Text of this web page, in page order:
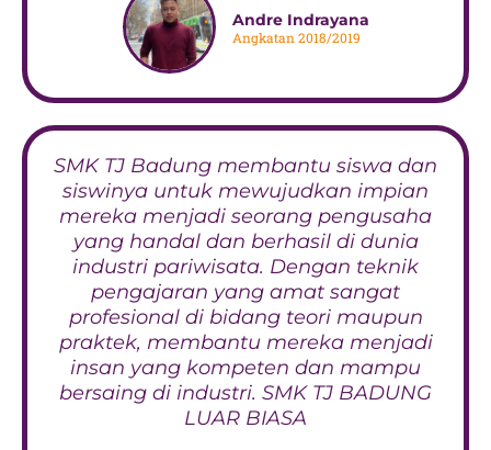
Andre Indrayana
Angkatan 2018/2019
SMK TJ Badung membantu siswa dan
siswinya untuk mewujudkan impian
mereka menjadi seorang pengusaha
yang handal dan berhasil di dunia
industri pariwisata. Dengan teknik
pengajaran yang amat sangat
profesional di bidang teori maupun
praktek, membantu mereka menjadi
insan yang kompeten dan mampu
bersaing di industri. SMK TJ BADUNG
LUAR BIASA